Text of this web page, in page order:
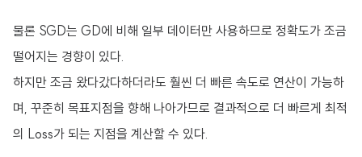
물론 SGD는 GD에 비해 일부 데이터만 사용하므로 정확도가 조금
떨어지는 경향이 있다.
하지만 조금 왔다갔다하더라도 훨씬 더 빠른 속도로 연산이 가능하
며, 꾸준히 목표지점을 향해 나아가므로 결과적으로 더 빠르게 최적
의 Loss가 되는 지점을 계산할 수 있다.